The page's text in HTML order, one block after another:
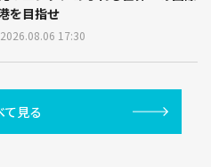
を目指せ
2026.08.06 17:30
て見る